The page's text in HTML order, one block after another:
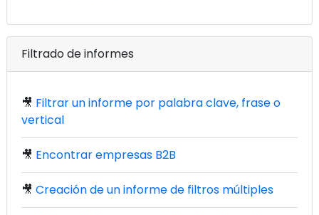
Filtrado de informes
🎥 Filtrar un informe por palabra clave, frase o
vertical
🎥 Encontrar empresas B2B
🎥 Creación de un informe de filtros múltiples